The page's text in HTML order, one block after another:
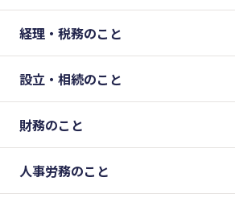
経理・税務のこと
設立・相続のこと
財務のこと
人事労務のこと